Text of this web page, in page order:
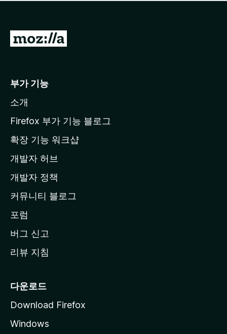
점
습
니
M
l
a
페
이
지
이
동
부가 기능
소개
Firefox 부가 기능 블로그
확장 기능 워크샵
개발자 허브
개발자 정책
커뮤니티 블로그
포럼
버그 신고
리뷰 지침
다운로드
Download Firefox
Windows